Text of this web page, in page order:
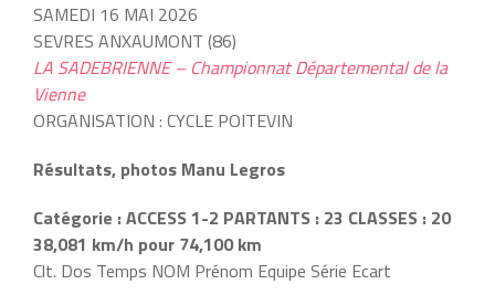
SAMEDI 16 MAI 2026
SEVRES ANXAUMONT (86)
LA SADEBRIENNE – Championnat Départemental de la
Vienne
ORGANISATION : CYCLE POITEVIN
Résultats, photos Manu Legros
Catégorie : ACCESS 1-2 PARTANTS : 23 CLASSES : 20
38,081 km/h pour 74,100 km
Clt. Dos Temps NOM Prénom Equipe Série Ecart